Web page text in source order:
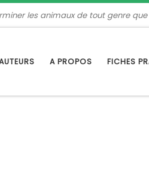
les animaux de tout genre
A PROPOS FICHES